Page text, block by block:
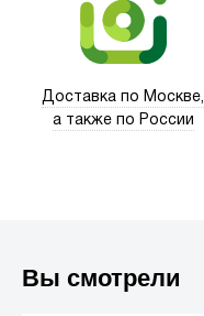
Доставка по Москве,
а также по России
Вы смотрели